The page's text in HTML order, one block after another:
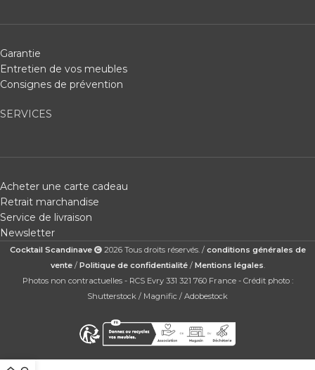
Garantie
Entretien de vos meubles
Consignes de prévention
SERVICES
Acheter une carte cadeau
Retrait marchandise
Service de livraison
Newsletter
Cocktail Scandinave 2026 Tous droits réservés. / conditions générales de
vente/ Politique de confidentialité/ Mentions légales
Photos non contractuelles - RCS Evry 331 321 760 France - Crédit photo :
Shutterstock / Magnific / Adobestock